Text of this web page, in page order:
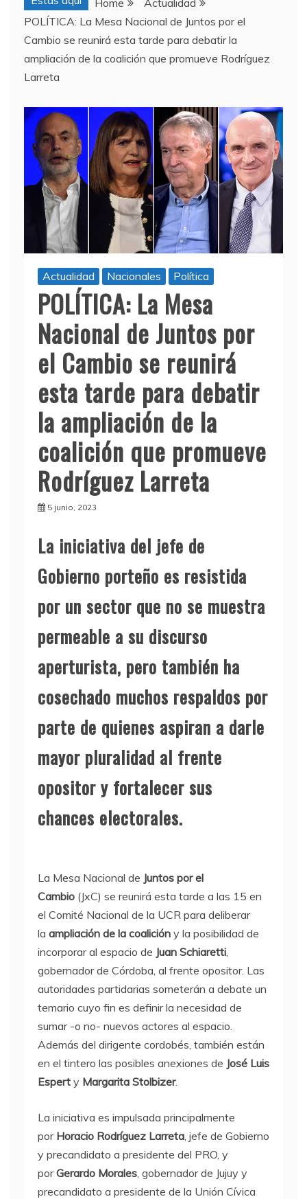
Home
Actualidad
POLÍTICA: La Mesa Nacional de Juntos por el
Cambio se reunirá esta tarde para debatir la
ampliación de la coalición que promueve Rodríguez
Larreta
Actualidad Nacionales Política
POLÍTICA: La Mesa
Nacional de Juntos por
el Cambio se reunirá
esta tarde para debatir
la ampliación de la
coalición que promueve
Rodríguez Larreta
5 junio, 2023
La iniciativa del jefe de
Gobierno porteño es resistida
por un sector que no se muestra
permeable a su discurso
aperturista, pero también ha
cosechado muchos respaldos por
parte de quienes aspiran a darle
mayor pluralidad al frente
opositor y fortalecer sus
chances electorales.
La Mesa Nacional de Juntos por el
Cambio (JxC) se reunirá esta tarde a las 15 en
el Comité Nacional de la UCR para deliberar
la ampliación de la coalición y la posibilidad de
incorporar al espacio de Juan Schiaretti,
gobernador de Córdoba, al frente opositor. Las
autoridades partidarias someterán a debate un
temario cuyo fin es definir la necesidad de
sumar -o no- nuevos actores al espacio.
Además del dirigente cordobés, también están
en el tintero las posibles anexiones de José Luis
Espert y Margarita Stolbizer.
La iniciativa es impulsada principalmente
porHoracio Rodríguez Larreta, jefe de Gobierno
y precandidato a presidente del PRO, y
porGerardo Morales, gobernador de Jujuy y
precandidato a presidente de la Unión Cívica